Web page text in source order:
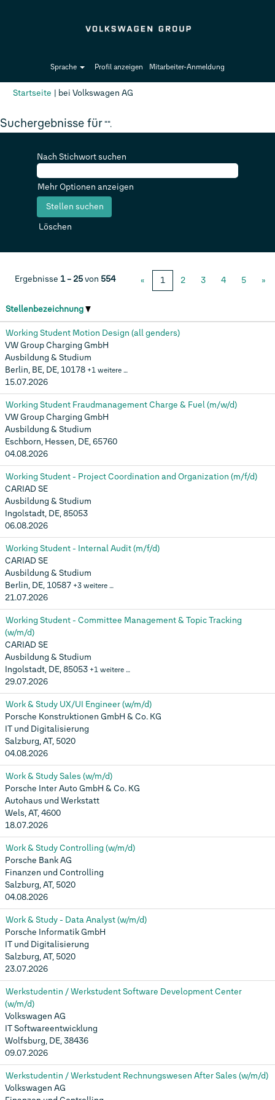
Sprache Profil anzeigen Mitarbeiter-Anmeldung
Startseite | bei Volkswagen AG
Suchergebnisse für "".
Nach Stichwort suchen
Mehr Optionen anzeigen
Löschen
Ergebnisse 1 – 25von 554 « 1 2 3 4 5 »
Stellenbezeichnung
Working Student Motion Design (all genders)
VW Group Charging GmbH
Ausbildung & Studium
Berlin, BE, DE, 10178 +1 weitere …
15.07.2026
Working Student Fraudmanagement Charge & Fuel (m/w/d)
VW Group Charging GmbH
Ausbildung & Studium
Eschborn, Hessen, DE, 65760
04.08.2026
Working Student - Project Coordination and Organization (m/f/d)
CARIAD SE
Ausbildung & Studium
Ingolstadt, DE, 85053
06.08.2026
Working Student - Internal Audit (m/f/d)
CARIAD SE
Ausbildung & Studium
Berlin, DE, 10587 +3 weitere …
21.07.2026
Working Student - Committee Management & Topic Tracking
(w/m/d)
CARIAD SE
Ausbildung & Studium
Ingolstadt, DE, 85053 +1 weitere …
29.07.2026
Work & Study UX/UI Engineer (w/m/d)
Porsche Konstruktionen GmbH & Co. KG
IT und Digitalisierung
Salzburg, AT, 5020
04.08.2026
Work & Study Sales (w/m/d)
Porsche Inter Auto GmbH & Co. KG
Autohaus und Werkstatt
Wels, AT, 4600
18.07.2026
Work & Study Controlling (w/m/d)
Porsche Bank AG
Finanzen und Controlling
Salzburg, AT, 5020
04.08.2026
Work & Study - Data Analyst (w/m/d)
Porsche Informatik GmbH
IT und Digitalisierung
Salzburg, AT, 5020
23.07.2026
Werkstudentin / Werkstudent Software Development Center
(w/m/d)
Volkswagen AG
IT Softwareentwicklung
Wolfsburg, DE, 38436
09.07.2026
Werkstudentin / Werkstudent Rechnungswesen After Sales (w/m/d)
Volkswagen AG